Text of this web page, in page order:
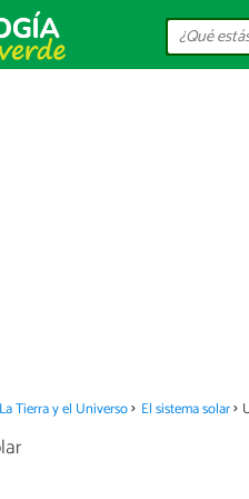
La Tierra y el Universo El sistema solar